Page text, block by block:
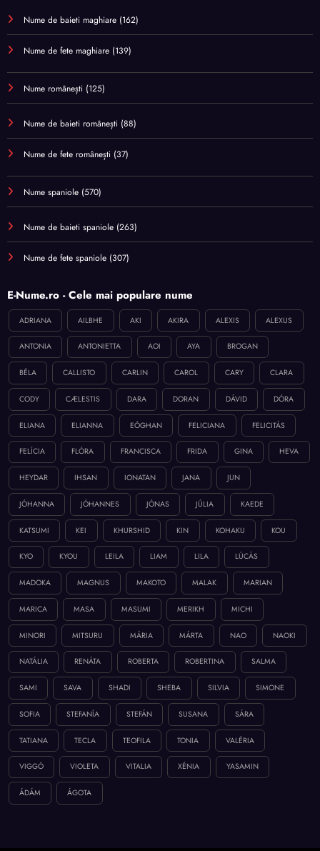
Nume de baieti maghiare (162)
Nume de fete maghiare (139)
Nume românești (125)
Nume de baieti românești (88)
Nume de fete românești (37)
Nume spaniole (570)
Nume de baieti spaniole (263)
Nume de fete spaniole (307)
E-Nume.ro - Cele mai populare nume
ADRIANA AILBHE AKI AKIRA ALEXIS ALEXUS
ANTONIA ANTONIETTA AOI AYA BROGAN
BÉLA CALLISTO CARLIN CAROL CARY CLARA
CODY CÆLESTIS DARA DORAN DÁVID DÓRA
ELIANA ELIANNA EÓGHAN FELICIANA FELICITÁS
FELÍCIA FLÓRA FRANCISCA FRIDA GINA HEVA
HEYDAR IHSAN IONATAN JANA JUN
JÓHANNA JÓHANNES JÓNAS JÚLIA KAEDE
KATSUMI KEI KHURSHID KIN KOHAKU KOU
KYO KYOU LEILA LIAM LILA LÚCÁS
MADOKA MAGNUS MAKOTO MALAK MARIAN
MARICA MASA MASUMI MERIKH MICHI
MINORI MITSURU MÁRIA MÁRTA NAO NAOKI
NATÁLIA RENÁTA ROBERTA ROBERTINA SALMA
SAMI SAVA SHADI SHEBA SILVIA SIMONE
SOFIA STEFANÍA STEFÁN SUSANA SÁRA
TATIANA TECLA TEOFILA TONIA VALÉRIA
VIGGÓ VIOLETA VITALIA XÉNIA YASAMIN
ÁDÁM ÁGOTA